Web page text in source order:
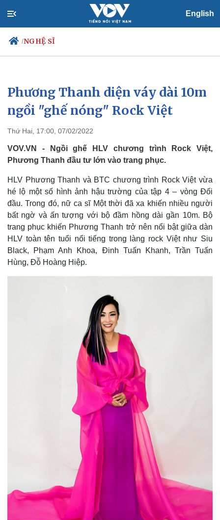
English
/NGHỆ SĨ
Chính trị
Đảng
Tổ chức nhân sự
Nhận diện sự thật
Xã hội
Tin 24h
Dự báo thời tiết
Việc làm
Biển đảo
Phương Thanh diện váy dài 10m
ngồi "ghế nóng" Rock Việt
Thứ Hai, 17:00, 07/02/2022
VOV.VN - Ngồi ghế HLV chương trình Rock Việt,
Phương Thanh đầu tư lớn vào trang phục.
HLV Phương Thanh và BTC chương trình Rock Việt vừa
hé lộ một số hình ảnh hậu trường của tập 4 – vòng Đối
đầu. Trong đó, nữ ca sĩ Một thời đã xa khiến nhiều người
bất ngờ và ấn tượng với bộ đầm hồng dài gần 10m. Bộ
trang phục khiến Phương Thanh trở nên nổi bật giữa dàn
HLV toàn tên tuổi nổi tiếng trong làng rock Việt như Siu
Black, Phạm Anh Khoa, Đinh Tuấn Khanh, Trần Tuấn
Hùng, Đỗ Hoàng Hiệp.